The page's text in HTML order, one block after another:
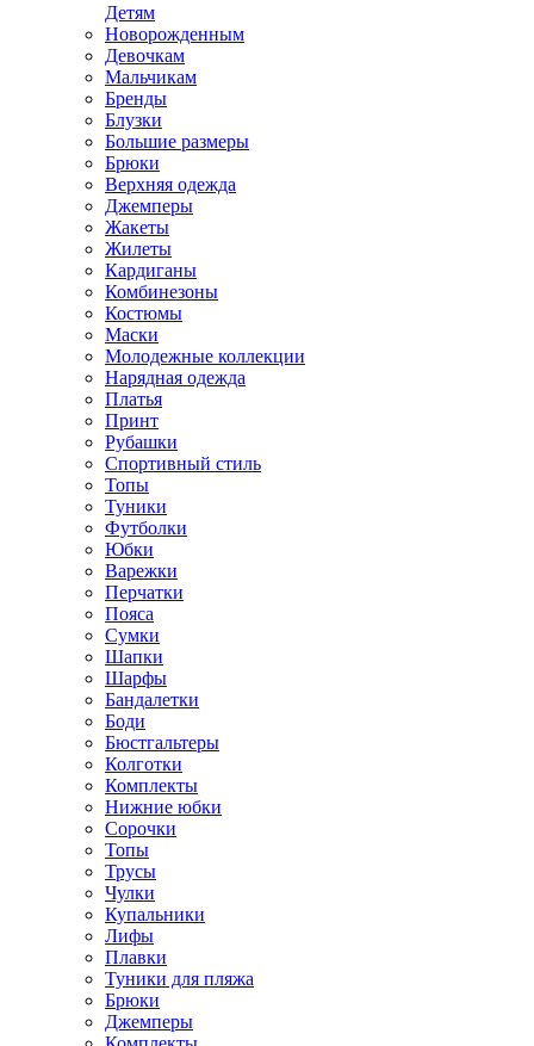
Детям
Новорожденным
Девочкам
Мальчикам
Бренды
Блузки
Большие размеры
Брюки
Верхняя одежда
Джемперы
Жакеты
Жилеты
Кардиганы
Комбинезоны
Костюмы
Маски
Молодежные коллекции
Нарядная одежда
Платья
Принт
Рубашки
Спортивный стиль
Топы
Туники
Футболки
Юбки
Варежки
Перчатки
Пояса
Сумки
Шапки
Шарфы
Бандалетки
Боди
Бюстгальтеры
Колготки
Комплекты
Нижние юбки
Сорочки
Топы
Трусы
Чулки
Купальники
Лифы
Плавки
Туники для пляжа
Брюки
Джемперы